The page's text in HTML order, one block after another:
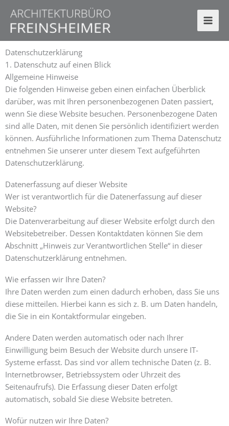
Inhalt
springen
Datenschutz­erklärung
1. Datenschutz auf einen Blick
Allgemeine Hinweise
Die folgenden Hinweise geben einen einfachen Überblick
darüber, was mit Ihren personenbezogenen Daten passiert,
wenn Sie diese Website besuchen. Personenbezogene Daten
sind alle Daten, mit denen Sie persönlich identifiziert werden
können. Ausführliche Informationen zum Thema Datenschutz
entnehmen Sie unserer unter diesem Text aufgeführten
Datenschutzerklärung.
Datenerfassung auf dieser Website
Wer ist verantwortlich für die Datenerfassung auf dieser
Website?
Die Datenverarbeitung auf dieser Website erfolgt durch den
Websitebetreiber. Dessen Kontaktdaten können Sie dem
Abschnitt „Hinweis zur Verantwortlichen Stelle“ in dieser
Datenschutzerklärung entnehmen.
Wie erfassen wir Ihre Daten?
Ihre Daten werden zum einen dadurch erhoben, dass Sie uns
diese mitteilen. Hierbei kann es sich z. B. um Daten handeln,
die Sie in ein Kontaktformular eingeben.
Andere Daten werden automatisch oder nach Ihrer
Einwilligung beim Besuch der Website durch unsere IT-
Systeme erfasst. Das sind vor allem technische Daten (z. B.
Internetbrowser, Betriebssystem oder Uhrzeit des
Seitenaufrufs). Die Erfassung dieser Daten erfolgt
automatisch, sobald Sie diese Website betreten.
Wofür nutzen wir Ihre Daten?